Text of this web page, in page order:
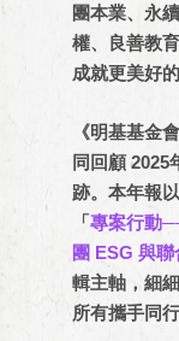
團本業、永
權、良善教
成就更美好
《明基基金
同回顧 2025
跡。本年報
「專案行動
團 ESG 與聯
輯主軸，細
所有攜手同